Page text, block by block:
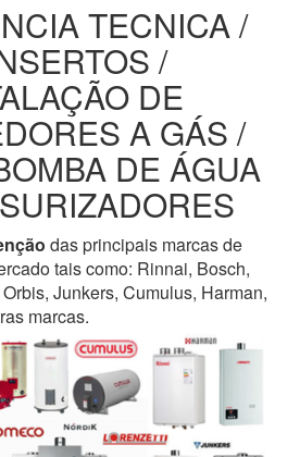
TECNICA /
/
DE
A GÁS /
DE ÁGUA
das principais marcas de
tais como: Rinnai, Bosch,
Junkers, Cumulus, Harman,
marcas.